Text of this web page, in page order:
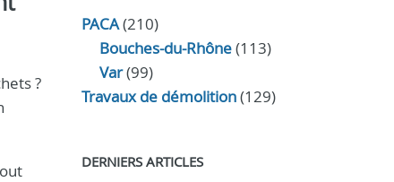
?
PACA(210)
Bouches-du-Rhône(113)
Var(99)
Travaux de démolition(129)
DERNIERS ARTICLES